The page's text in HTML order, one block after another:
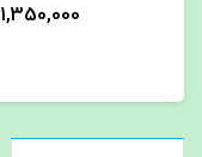
1,350,000